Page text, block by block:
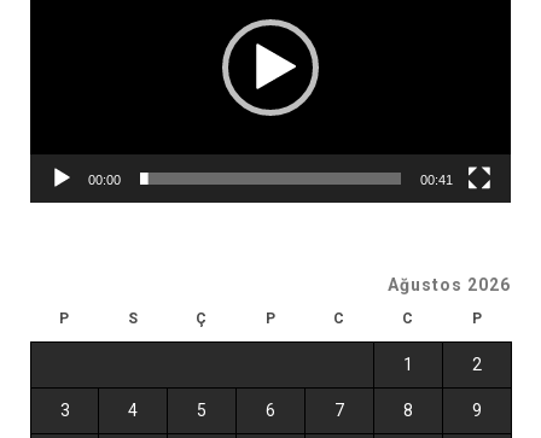
00:00 00:41
Ağustos 2026
P S Ç P C C P
1 2
3 4 5 6 7 8 9